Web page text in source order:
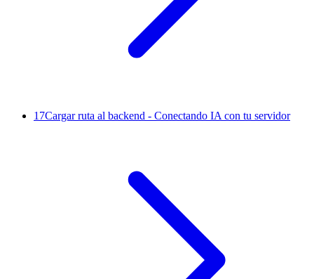
17Cargar ruta al backend - Conectando IA con tu servidor